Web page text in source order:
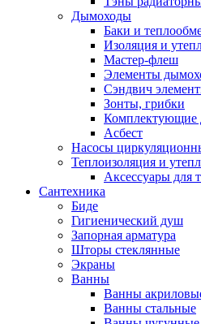
Дымоходы
Баки и
Изоляция и
Мастер-флеш
Элементы
Сэндвич
Зонты, грибки
Комплектующие
Асбест
Насосы
Теплоизоляция и
Аксессуары для
Сантехника
Биде
Гигиенический душ
Запорная арматура
Шторы стеклянные
Экраны
Ванны
Ванны
Ванны стальные